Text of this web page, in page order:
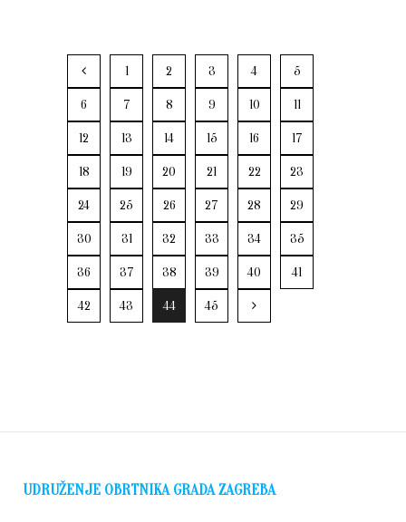
1 2 3 4 5
6 7 8 9 10 11
12 13 14 15 16 17
18 19 20 21 22 23
24 25 26 27 28 29
30 31 32 33 34 35
36 37 38 39 40 41
42 43 44 45
UDRUŽENJE OBRTNIKA GRADA ZAGREBA